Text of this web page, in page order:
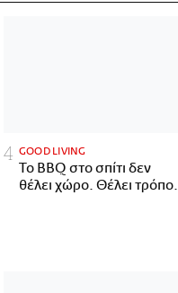
GOOD LIVING
Το BBQ στο σπίτι δεν
θέλει χώρο. Θέλει τρόπο.